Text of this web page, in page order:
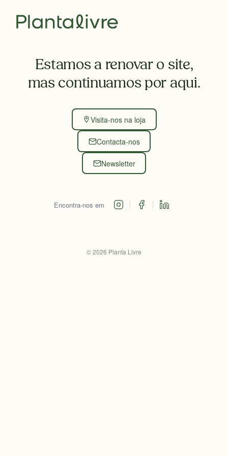
Estamos a renovar o site,
mas continuamos por aqui.
Visita-nos na loja
Contacta-nos
Newsletter
Encontra-nos em
©2026 Planta Livre